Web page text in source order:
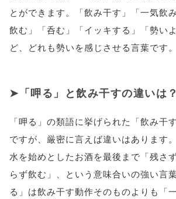
とができます。「飲み干す」「一気飲
飲む」「呑む」「イッキする」「勢い
ど、どれも勢いを感じさせる言葉です。
「呷る」と飲み干すの違いは？
「呷る」の類語に挙げられた「飲み干
ですが、厳密に言えば違いはあります
水を始めとしたお酒を最後まで「残さ
らず飲む」、という意味合いの強い言
る」は飲み干す動作そのものよりも「